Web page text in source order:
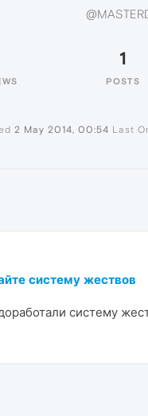
1
POSTS
2 May 2014, 00:54 Last
систему жествов
систему